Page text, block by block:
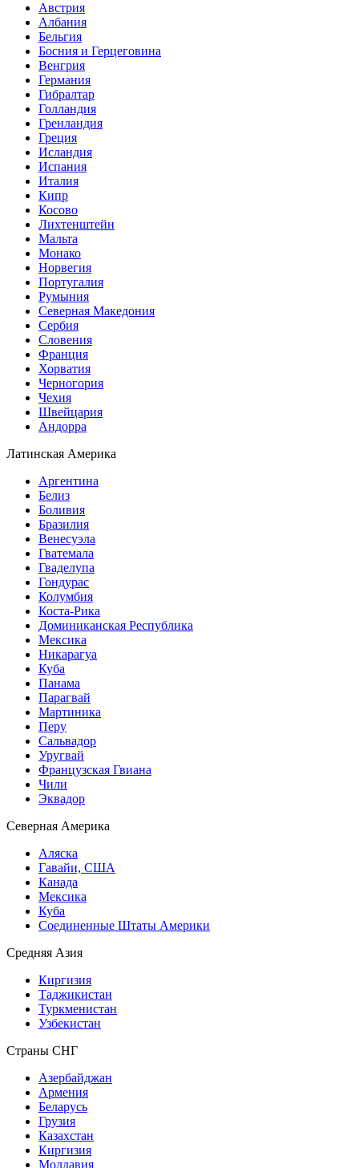
Австрия
Албания
Бельгия
Босния и Герцеговина
Венгрия
Германия
Гибралтар
Голландия
Гренландия
Греция
Исландия
Испания
Италия
Кипр
Косово
Лихтенштейн
Мальта
Монако
Норвегия
Португалия
Румыния
Северная Македония
Сербия
Словения
Франция
Хорватия
Черногория
Чехия
Швейцария
Андорра
Латинская Америка
Аргентина
Белиз
Боливия
Бразилия
Венесуэла
Гватемала
Гваделупа
Гондурас
Колумбия
Коста-Рика
Доминиканская Республика
Мексика
Никарагуа
Куба
Панама
Парагвай
Мартиника
Перу
Сальвадор
Уругвай
Французская Гвиана
Чили
Эквадор
Северная Америка
Аляска
Гавайи, США
Канада
Мексика
Куба
Соединенные Штаты Америки
Средняя Азия
Киргизия
Таджикистан
Туркменистан
Узбекистан
Страны СНГ
Азербайджан
Армения
Беларусь
Грузия
Казахстан
Киргизия
Молдавия